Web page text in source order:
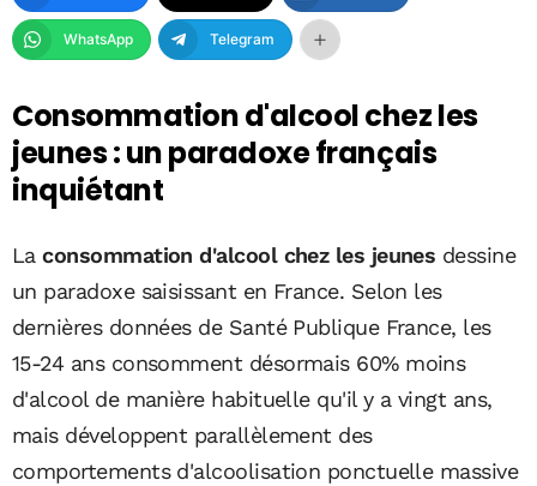
WhatsApp Telegram
Consommation d'alcool chez les
jeunes : un paradoxe français
inquiétant
Laconsommation d'alcool chez les jeunes dessine
un paradoxe saisissant en France. Selon les
dernières données de Santé Publique France, les
15-24 ans consomment désormais 60% moins
d'alcool de manière habituelle qu'il y a vingt ans,
mais développent parallèlement des
comportements d'alcoolisation ponctuelle massive